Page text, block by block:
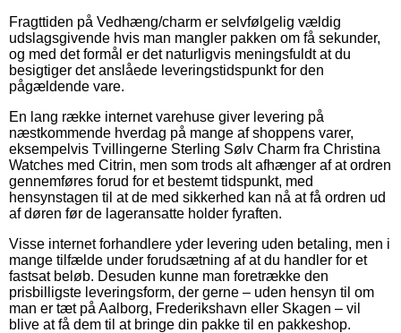
Fragttiden på Vedhæng/charm er selvfølgelig vældig
udslagsgivende hvis man mangler pakken om få sekunder,
og med det formål er det naturligvis meningsfuldt at du
besigtiger det anslåede leveringstidspunkt for den
pågældende vare.
En lang række internet varehuse giver levering på
næstkommende hverdag på mange af shoppens varer,
eksempelvis Tvillingerne Sterling Sølv Charm fra Christina
Watches med Citrin, men som trods alt afhænger af at ordren
gennemføres forud for et bestemt tidspunkt, med
hensynstagen til at de med sikkerhed kan nå at få ordren ud
af døren før de lageransatte holder fyraften.
Visse internet forhandlere yder levering uden betaling, men i
mange tilfælde under forudsætning af at du handler for et
fastsat beløb. Desuden kunne man foretrække den
prisbilligste leveringsform, der gerne – uden hensyn til om
man er tæt på Aalborg, Frederikshavn eller Skagen – vil
blive at få dem til at bringe din pakke til en pakkeshop.